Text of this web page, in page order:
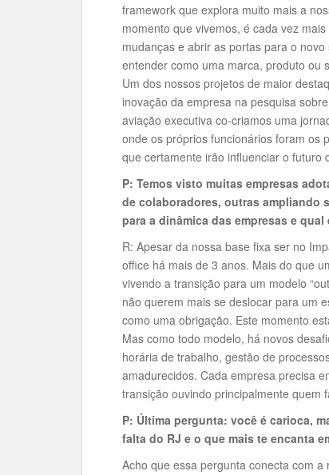
framework que explora muito mais a
momento que vivemos, é cada vez
mudanças e abrir as portas para o
entender como uma marca, produto ou
Um dos nossos projetos de maior
inovação da empresa na pesquisa
aviação executiva co-criamos uma
onde os próprios funcionários foram os
que certamente irão influenciar o futuro
P: Temos visto muitas empresas
de colaboradores, outras ampliando
para a dinâmica das empresas e
R: Apesar da nossa base fixa ser no
office há mais de 3 anos. Mais do que
vivendo a transição para um modelo
não querem mais se deslocar para um
como uma obrigação. Este momento
Mas como todo modelo, há novos
horária de trabalho, gestão de
amadurecidos. Cada empresa precisa
transição ouvindo principalmente quem
P: Última pergunta: você é carioca,
falta do RJ e o que mais te encanta
Acho que essa pergunta conecta com